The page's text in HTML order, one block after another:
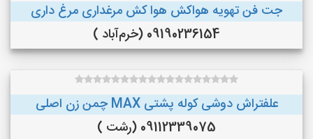
جت فن تهویه هواکش هوا کش مرغداری مرغ داری
09190236154 (خرم‌آباد )
علفتراش دوشی کوله پشتی MAX چمن زن اصلی
09112339075 (رشت )